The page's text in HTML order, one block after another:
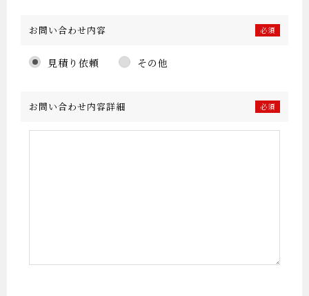
お問い合わせ内容 必須
見積り依頼 その他
お問い合わせ内容詳細 必須